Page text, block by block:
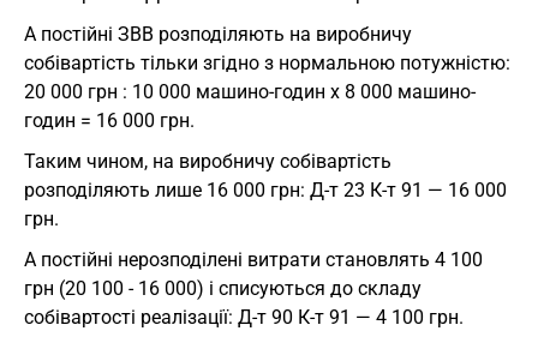
А постійні ЗВВ розподіляють на виробничу
собівартість тільки згідно з нормальною потужністю:
20 000 грн : 10 000 машино-годин х 8 000 машино-
годин = 16 000 грн.
Таким чином, на виробничу собівартість
розподіляють лише 16 000 грн: Д-т 23 К-т 91 — 16 000
грн.
А постійні нерозподілені витрати становлять 4 100
грн (20 100 - 16 000) і списуються до складу
собівартості реалізації: Д-т 90 К-т 91 — 4 100 грн.